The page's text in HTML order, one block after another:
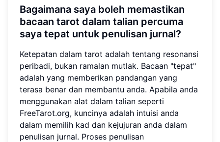
Bagaimana saya boleh memastikan
bacaan tarot dalam talian percuma
saya tepat untuk penulisan jurnal?
Ketepatan dalam tarot adalah tentang resonansi
peribadi, bukan ramalan mutlak. Bacaan "tepat"
adalah yang memberikan pandangan yang
terasa benar dan membantu anda. Apabila anda
menggunakan alat dalam talian seperti
FreeTarot.org, kuncinya adalah intuisi anda
dalam memilih kad dan kejujuran anda dalam
penulisan jurnal. Proses penulisan